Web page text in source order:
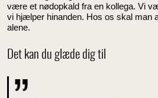
være et nødopkald fra en kollega. Vi
vi hjælper hinanden. Hos os skal man
alene.
Det kan du glæde dig til